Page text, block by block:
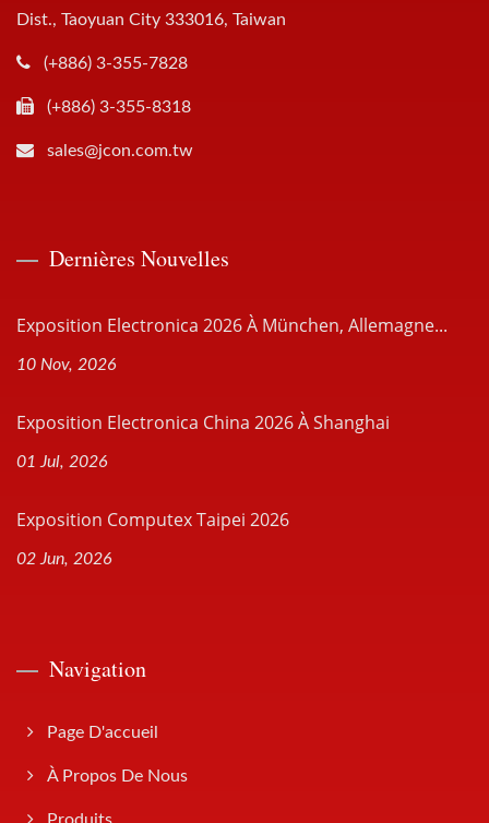
Dist., Taoyuan City 333016, Taiwan
(+886) 3-355-7828
(+886) 3-355-8318
sales@jcon.com.tw
Dernières Nouvelles
Exposition Electronica 2026 À München, Allemagne...
10 Nov, 2026
Exposition Electronica China 2026 À Shanghai
01 Jul, 2026
Exposition Computex Taipei 2026
02 Jun, 2026
Navigation
Page D'accueil
À Propos De Nous